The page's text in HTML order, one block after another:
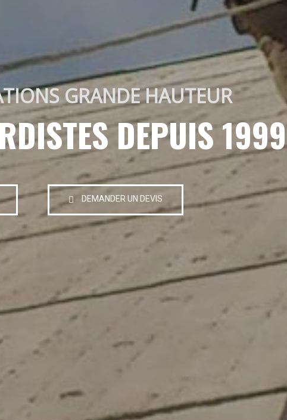
GRANDE HAUTEUR
DEPUIS 1999
DEMANDER UN DEVIS